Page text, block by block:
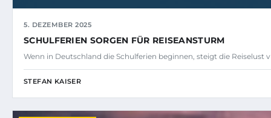
5. DEZEMBER 2025
SCHULFERIEN SORGEN FÜR REISEANSTURM
Wenn in Deutschland die Schulferien beginnen, steigt die Reiselust
STEFAN KAISER